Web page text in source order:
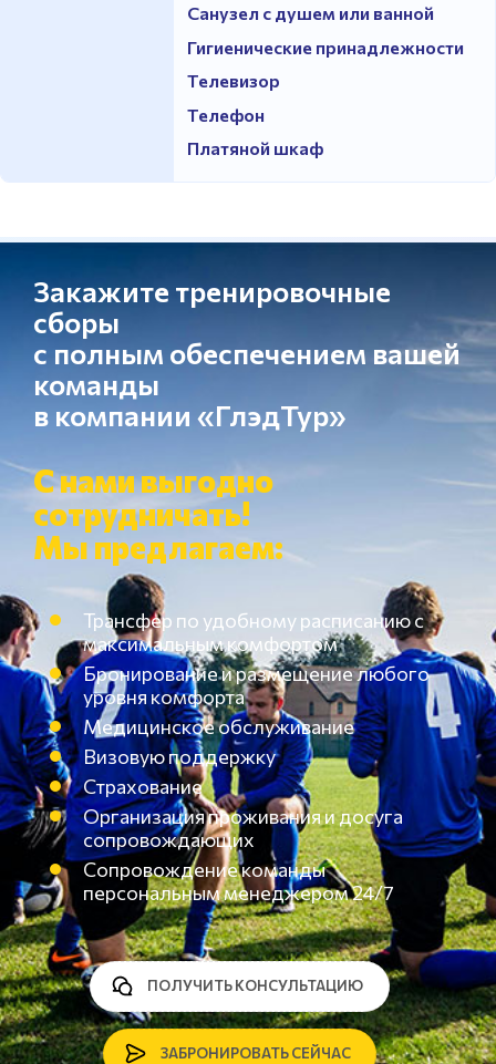
Санузел с душем или ванной
Гигиенические принадлежности
Телевизор
Телефон
Платяной шкаф
Закажите тренировочные
сборы
с полным обеспечением вашей
команды
в компании «ГлэдТур»
С нами выгодно
сотрудничать!
Мы предлагаем:
Трансфер по удобному расписанию с
максимальным комфортом
Бронирование и размещение любого
уровня комфорта
Медицинское обслуживание
Визовую поддержку
Страхование
Организация проживания и досуга
сопровождающих
Сопровождение команды
персональным менеджером 24/7
ЗАБРОНИРОВАТЬ СЕЙЧАС
ПОЛУЧИТЬ КОНСУЛЬТАЦИЮ